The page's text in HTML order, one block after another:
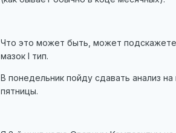
Что это может быть, может
мазок I тип.
В понедельник пойду сдавать анализ
пятницы.